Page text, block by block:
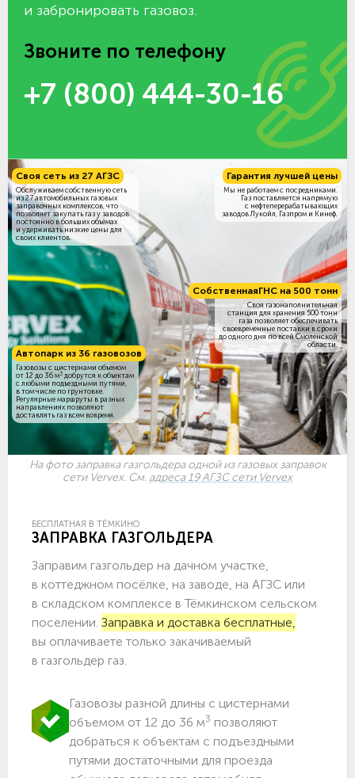
и забронировать газовоз.
Звоните по телефону
+7 (800) 444-30-16
СобственнаяГНС на 500 тонн
Своя газонаполнительная
станция для хранения 500 тонн
газа позволяет обеспечивать
своевременные поставки в сроки
до одного дня по всей Смоленской
области.
Своя сеть из 27 АГЗС
Обслуживаем собственную сеть
из 27 автомобильных газовых
заправочных комплексов, что
позволяет закупать газ у заводов
постоянно в больших объёмах
и удерживать низкие цены для
своих клиентов.
Гарантия лучшей цены
Мы не работаем с посредниками.
Газ поставляется напрямую
с нефтеперерабатывающих
заводов Лукойл, Газпром и Кинеф.
Автопарк из 36 газовозов
Газовозы с цистернами объемом
от 12 до 36 м3 добрутся к объектам
c любыми подъездными путями,
в том числе по грунтовке.
Регулярные маршруты в разных
направлениях позволяют
доставлять газ всем вовремя.
На фото заправка газгольдера одной из газовых заправок
сети Vervex. См. адреса 19 АГЗС сети Vervex
БЕСПЛАТНАЯ В ТЁМКИНО
ЗАПРАВКА ГАЗГОЛЬДЕРА
Заправим газгольдер на дачном участке,
в коттеджном посёлке, на заводе, на АГЗС или
в складском комплексе в Тёмкинском сельском
поселении. Заправка и доставка бесплатные,
вы оплачиваете только закачиваемый
в газгольдер газ.
Газовозы разной длины с цистернами
объемом от 12 до 36 м3 позволяют
добраться к объектам c подъездными
путями достаточными для проезда